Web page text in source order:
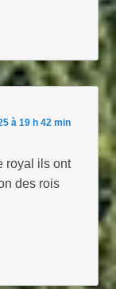
à 19 h 42 min
royal ils ont
des rois